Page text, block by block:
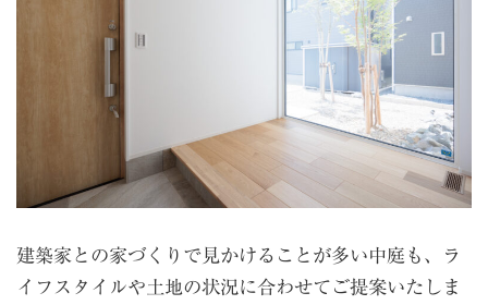
建築家との家づくりで見かけることが多い中庭も、ラ
イフスタイルや土地の状況に合わせてご提案いたしま